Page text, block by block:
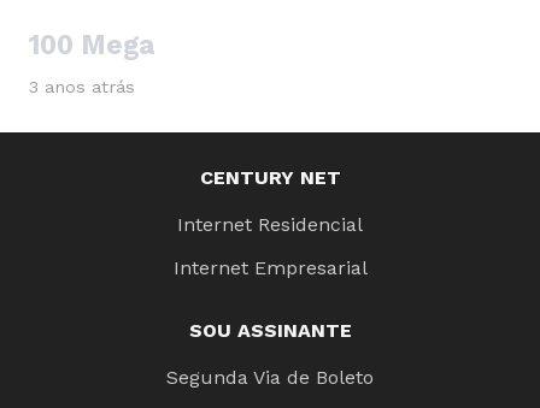
100 Mega
3 anos atrás
CENTURY NET
Internet Residencial
Internet Empresarial
SOU ASSINANTE
Segunda Via de Boleto